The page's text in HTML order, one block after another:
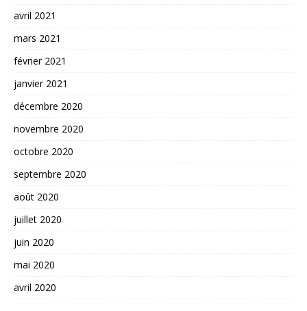
avril 2021
mars 2021
février 2021
janvier 2021
décembre 2020
novembre 2020
octobre 2020
septembre 2020
août 2020
juillet 2020
juin 2020
mai 2020
avril 2020